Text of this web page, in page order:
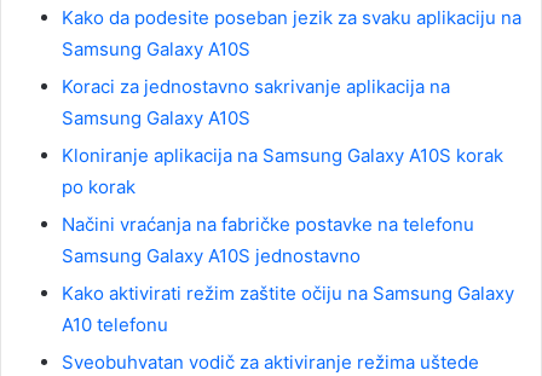
Kako da podesite poseban jezik za svaku aplikaciju na
Samsung Galaxy A10S
Koraci za jednostavno sakrivanje aplikacija na
Samsung Galaxy A10S
Kloniranje aplikacija na Samsung Galaxy A10S korak
po korak
Načini vraćanja na fabričke postavke na telefonu
Samsung Galaxy A10S jednostavno
Kako aktivirati režim zaštite očiju na Samsung Galaxy
A10 telefonu
Sveobuhvatan vodič za aktiviranje režima uštede